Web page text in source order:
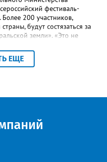
фестиваль-
200 участников,
будут состязаться за
земли». «Это не
классы от ведущих
прошлых лет и
Оренбургской
фестиваля, эстрадный
конкурса страны
телевизионных проектов
ЕЩЕ